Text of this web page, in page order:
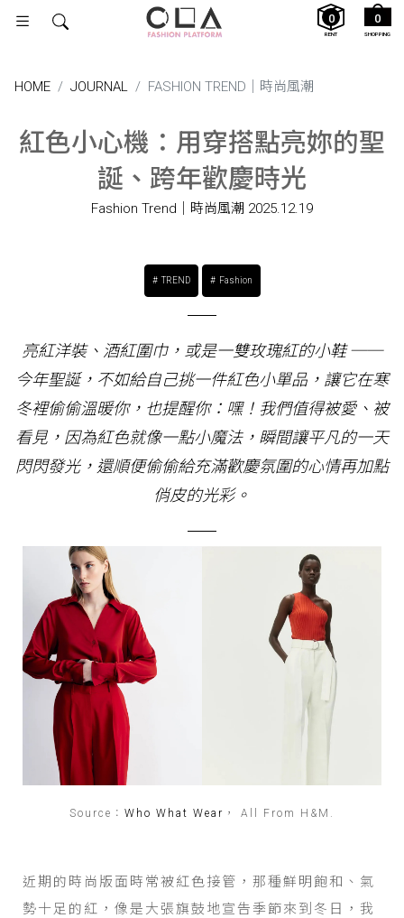
SHOPPING
0
RENT
0
HOME JOURNAL FASHION TREND｜時尚風潮
紅色小心機：用穿搭點亮妳的聖
誕、跨年歡慶時光
Fashion Trend｜時尚風潮 2025.12.19
TREND Fashion
亮紅洋裝、酒紅圍巾，或是一雙玫瑰紅的小鞋 ──
今年聖誕，不如給自己挑一件紅色小單品，讓它在寒
冬裡偷偷溫暖你，也提醒你：嘿！我們值得被愛、被
看見，因為紅色就像一點小魔法，瞬間讓平凡的一天
閃閃發光，還順便偷偷給充滿歡慶氛圍的心情再加點
俏皮的光彩。
Source： Who What Wear ， All From H&M.
近期的時尚版面時常被紅色接管，那種鮮明飽和、氣
勢十足的紅，像是大張旗鼓地宣告季節來到冬日，我